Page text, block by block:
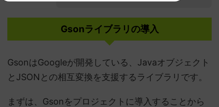
Gsonライブラリの導入
GsonはGoogleが開発している、Javaオブジェクト
とJSONとの相互変換を支援するライブラリです。
まずは、Gsonをプロジェクトに導入することから